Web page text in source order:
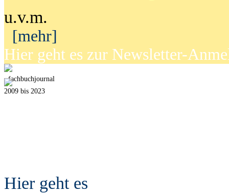
u.v.m.
[mehr]
Hier geht es zur Newsletter-
fachbuchjournal
2009 bis 2023
Hier geht es